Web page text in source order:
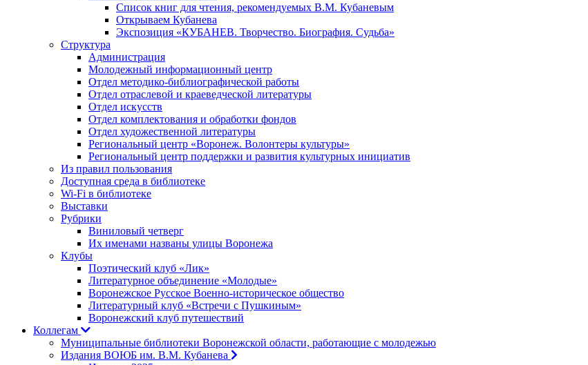
Список книг для чтения, рекомендуемых В.М. Кубаневым
Открываем Кубанева
Экспозиция «КУБАНЕВ. Творчество. Биография. Судьба»
Структура
Администрация
Молодежный информационный центр
Отдел методико-библиографической работы
Отдел отраслевой и краеведческой литературы
Отдел искусств
Отдел комплектования и обработки фондов
Отдел художественной литературы
Региональный центр «Воронеж. Волонтеры культуры»
Региональный центр поддержки и развития культурных инициатив
Из правил пользования
Доступная среда в библиотеке
Wi-Fi в библиотеке
Выставки
Рубрики
Виниловый четверг
Их именами названы улицы Воронежа
Клубы
Поэтический клуб «Лик»
Литературное объединение «Молодые»
Воронежское Русское Военно-историческое общество
Литературный клуб «Встречи с Пушкиным»
Воронежский клуб путешествий
Коллегам
Муниципальные библиотеки Воронежской области, работающие с молодежью
Издания ВОЮБ им. В.М. Кубанева